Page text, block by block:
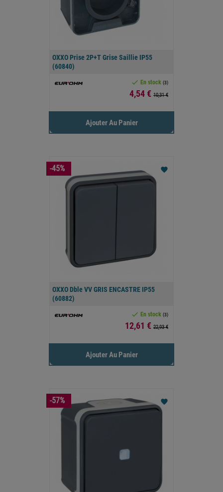
OXXO Prise 2P+T Grise Saillie IP55
(60840)
 En stock (3)
Prix
4,54 € 10,31 €
Ajouter Au Panier
OXXO Dble VV GRIS ENCASTRE IP55
(60882)
 En stock (3)
Prix
12,61 € 22,93 €
favorite
Ajouter Au Panier
-45%
favorite
-57%